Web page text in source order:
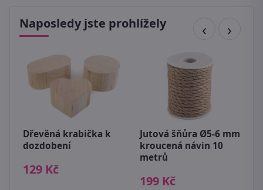
Naposledy jste prohlížely
Dřevěná krabička k
dozdobení
129 Kč
Jutová šňůra Ø5-6 mm
kroucená návin 10
metrů
199 Kč